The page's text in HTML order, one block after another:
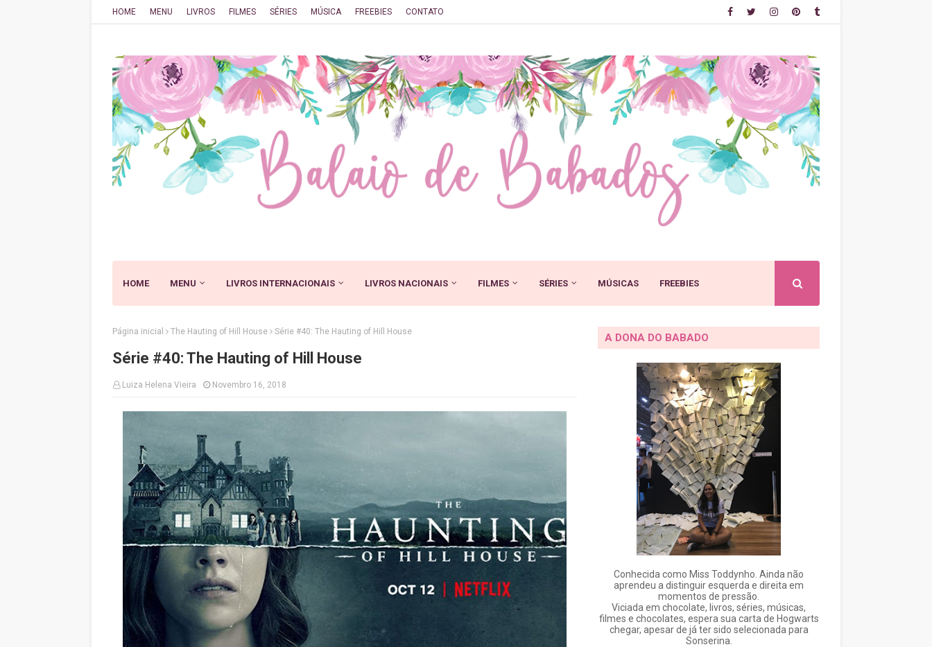
HOME MENU LIVROS FILMES SÉRIES MÚSICA FREEBIES CONTATO
HOME MENU LIVROS INTERNACIONAIS LIVROS NACIONAIS FILMES SÉRIES MÚSICAS FREEBIES
Página inicial The Hauting of Hill House Série #40: The Hauting of Hill House
Série #40: The Hauting of Hill House
Luiza Helena Vieira Novembro 16, 2018
A DONA DO BABADO
Conhecida como Miss Toddynho. Ainda não
aprendeu a distinguir esquerda e direita em
momentos de pressão.
Viciada em chocolate, livros, séries, músicas,
filmes e chocolates, espera sua carta de Hogwarts
chegar, apesar de já ter sido selecionada para
Sonserina.